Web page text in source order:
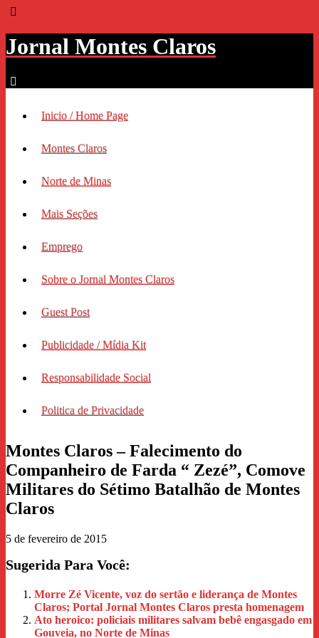
Jornal Montes Claros
Inicio / Home Page
Montes Claros
Norte de Minas
Mais Seções
Emprego
Sobre o Jornal Montes Claros
Guest Post
Publicidade / Mídia Kit
Responsabilidade Social
Politica de Privacidade
Montes Claros – Falecimento do
Companheiro de Farda “ Zezé”, Comove
Militares do Sétimo Batalhão de Montes
Claros
5 de fevereiro de 2015
Sugerida Para Você:
Morre Zé Vicente, voz do sertão e liderança de Montes
Claros; Portal Jornal Montes Claros presta homenagem
Ato heroico: policiais militares salvam bebê engasgado em
Gouveia, no Norte de Minas